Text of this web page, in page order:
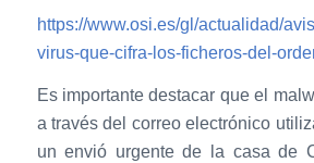
https://www.osi.es/gl/actualidad/
virus-que-cifra-los-ficheros-del-
Es importante destacar que el
a través del correo electrónico
un envió urgente de la casa de